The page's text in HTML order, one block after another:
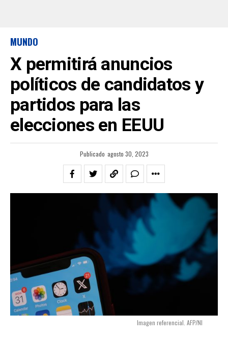
MUNDO
X permitirá anuncios
políticos de candidatos y
partidos para las
elecciones en EEUU
Publicado agosto 30, 2023
Imagen referencial. AFP/NI